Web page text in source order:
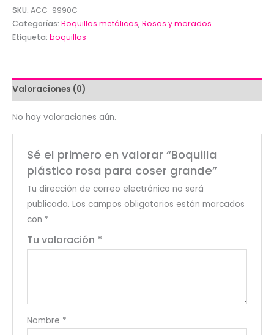
rosa
para
coser
SKU: ACC-9990C
Categorías: Boquillas metálicas,Rosas y morados
Etiqueta: boquillas
Valoraciones (0)
No hay valoraciones aún.
Sé el primero en valorar “Boquilla
plástico rosa para coser grande”
Tu dirección de correo electrónico no será
publicada. Los campos obligatorios están marcados
con *
Tu valoración *
Nombre *